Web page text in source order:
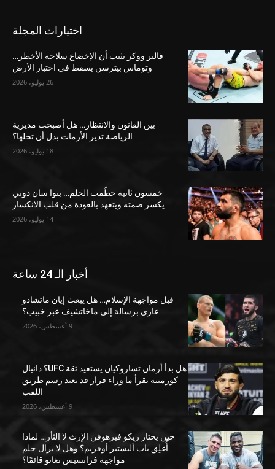
اختيارات المجلة
فالتر ووكر يثبت أن الإخضاع سلاحه الأخطر…
وتوماس بيترسن يسقط في اختبار الأرض
26 يوليو، 2026
بين القانون والانتظار… هل أصبحت مديرية
الرياضة تدير الأزمات بدل أن تحلها؟
18 يوليو، 2026
خمسون ثانية حطّمت الحلم… بنوا سان دوني
يكسر صمته ويتعهد بالعودة من قلب الانكسار
14 يوليو، 2026
أخبار الـ 24 ساعة
قبل مواجهة الإسلام… هل يبعث إيان ماتشادو
غاري برسالة إلى ماخاتشيف عبر خبيب؟
9 أغسطس، 2026
هل بدأ أرمان تساروكيان يستعيد ثقة UFC؟ دانيال
كورمييه يقرأ ما وراء قرار قد يعيد رسم طريق
اللقب
9 أغسطس، 2026
حين يختار ريكو فيرهوفن الإرث لا الثأر… لماذا
أُغلِق باب أليستير أوفريم؟ وهل لا يزال حلم
مواجهة فرانسيس نغانو قائمًا؟